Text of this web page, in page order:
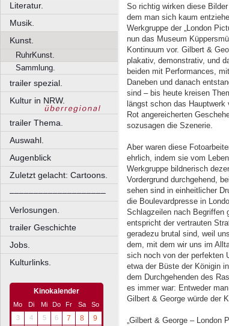
Literatur.
Musik.
Kunst.
RuhrKunst.
Sammlung.
trailer spezial.
Kultur in NRW.
trailer Thema.
Auswahl.
Augenblick
Zuletzt gelacht: Cartoons.
––––––––––––––––––––
Verlosungen.
trailer Geschichte
Jobs.
Kulturlinks.
Kinokalender
Mo Di Mi Do Fr Sa
So
3
4 5 6 7 8
9
So richtig wirken diese
dem man sich kaum
Werkgruppe der „London
nun das Museum
Kontinuum vor. Gilbert &
plakativ, demonstrativ, und
beiden mit Performances,
Daneben und danach
sind – bis heute kreisen
längst schon das
Rot angereicherten
sozusagen die Szenerie.
Aber waren diese
ehrlich, indem sie vom
Werkgruppe bildnerisch
Vordergrund durchgehend,
sehen sind in einheitlicher
die Boulevardpresse in
Schlagzeilen nach Begriffen
entspricht der vertrauten
geradezu brutal sind, weil
dem, mit dem wir uns im
sich noch von der perfekten
etwa der Büste der Königin
dem Durchgehenden des
es immer war: Entweder
Gilbert & George würde der
„Gilbert & George – London